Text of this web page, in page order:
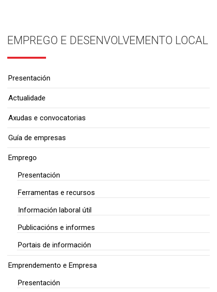
EMPREGO E DESENVOLVEMENTO LOCAL
Presentación
Actualidade
Axudas e convocatorias
Guía de empresas
Emprego
Presentación
Ferramentas e recursos
Información laboral útil
Publicacións e informes
Portais de información
Emprendemento e Empresa
Presentación